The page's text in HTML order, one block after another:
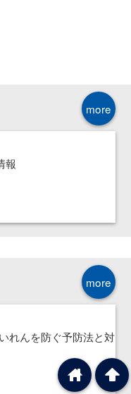
more
報
more
れんを防ぐ予防法と対
arrowup
home